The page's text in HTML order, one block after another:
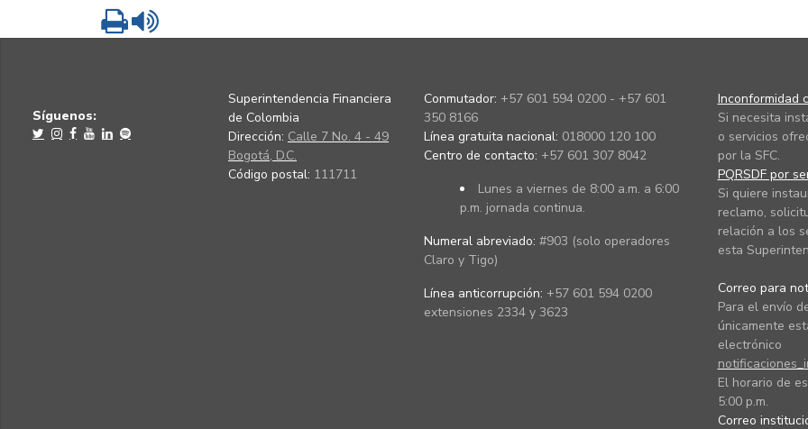
Imprimir
Síguenos:
Superintendencia Financiera
de Colombia
Dirección: Calle 7 No. 4 - 49
Bogotá, D.C.
Código postal: 111711
Conmutador: +57 601 594 0200 - +57 601
350 8166
Línea gratuita nacional: 018000 120 100
Centro de contacto: +57 601 307 8042
Lunes a viernes de 8:00 a.m. a 6:00
p.m. jornada continua.
Numeral abreviado: #903 (solo operadores
Claro y Tigo)
Línea anticorrupción: +57 601 594 0200
extensiones 2334 y 3623
Inconformidad
Si necesita
o servicios
por la SFC.
PQRSDF por
Si quiere
reclamo,
relación a los
esta
Correo para
Para el envío
únicamente
electrónico
El horario de
5:00 p.m.
Correo